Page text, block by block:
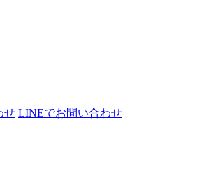
せ LINEでお問い合わせ